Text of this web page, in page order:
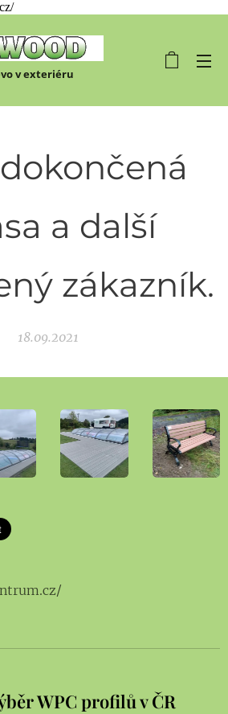
v exteriéru
a další
zákazník.
18.09.2021
WPC profilů v ČR